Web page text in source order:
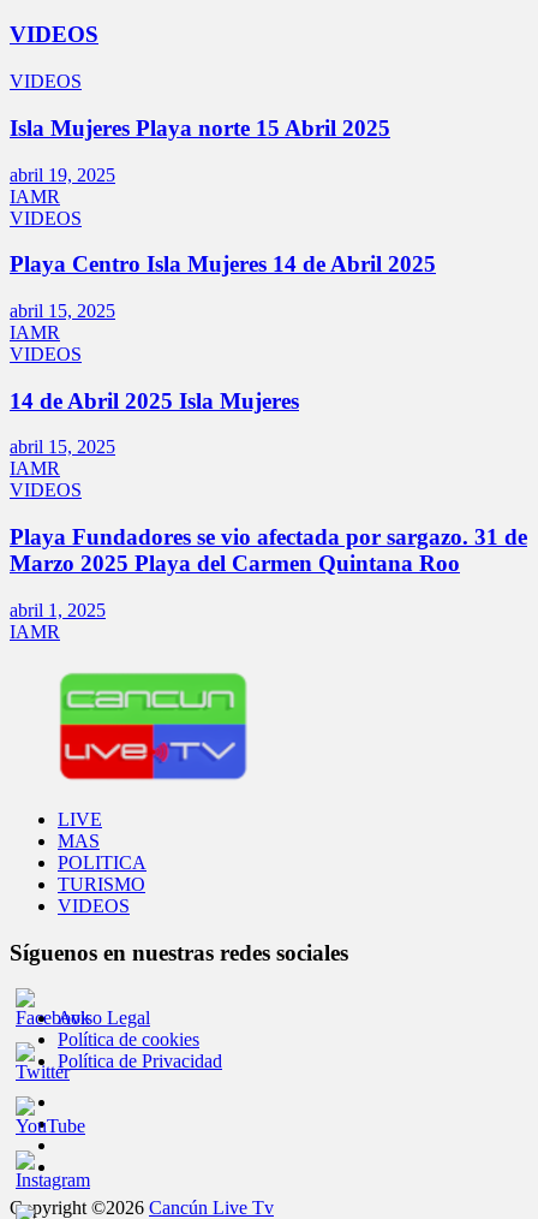
VIDEOS
VIDEOS
Isla Mujeres Playa norte 15 Abril 2025
abril 19, 2025
IAMR
VIDEOS
Playa Centro Isla Mujeres 14 de Abril 2025
abril 15, 2025
IAMR
VIDEOS
14 de Abril 2025 Isla Mujeres
abril 15, 2025
IAMR
VIDEOS
Playa Fundadores se vio afectada por sargazo. 31 de
Marzo 2025 Playa del Carmen Quintana Roo
abril 1, 2025
IAMR
LIVE
MAS
POLITICA
TURISMO
VIDEOS
Síguenos en nuestras redes sociales
Aviso Legal
Política de cookies
Política de Privacidad
Copyright ©2026 Cancún Live Tv